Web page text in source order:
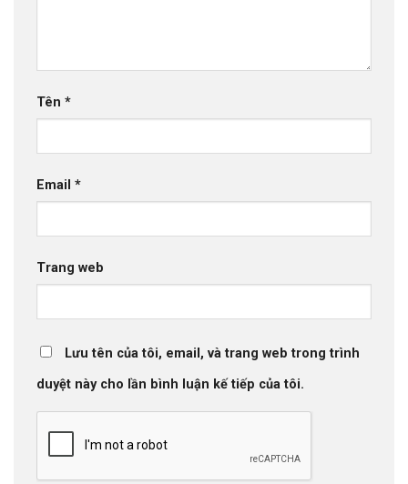
Tên *
Email *
Trang web
Lưu tên của tôi, email, và trang web trong trình
duyệt này cho lần bình luận kế tiếp của tôi.